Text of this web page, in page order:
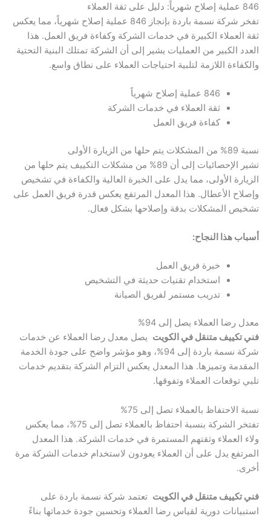
846 عملية إصلاح شهرياً: دليل على ثقة العملاء
تفخر شركة نسمة باردة بإنجاز 846 عملية إصلاح شهرياً، مما يعكس
ثقة العملاء الكبيرة في خدمات الشركة وكفاءة فريق العمل. هذا
العدد الكبير من العمليات يشير إلى أن الشركة تمتلك البنية التحتية
والكفاءة اللازمة لتلبية احتياجات العملاء على نطاق واسع.
846 عملية إصلاح شهرياً
ثقة العملاء في خدمات الشركة
كفاءة فريق العمل
نسبة 89% من المشكلات يتم حلها من الزيارة الأولى
تشير الإحصائيات إلى أن 89% من مشكلات التكييف يتم حلها من
الزيارة الأولى، مما يدل على الخبرة العالية والكفاءة في تشخيص
وإصلاح الأعطال. هذا المعدل المرتفع يعكس قدرة فريق العمل على
تشخيص المشكلات بدقة وإصلاحها بشكل فعال.
أسباب هذا النجاح:
خبرة فريق العمل
استخدام تقنيات حديثة في التشخيص
تدريب مستمر لفريق الصيانة
معدل رضا العملاء يصل إلى 94%
فني تكييف متنقل في الكويت يصل معدل رضا العملاء عن خدمات
شركة نسمة باردة إلى 94%، وهو مؤشر واضح على جودة الخدمة
المقدمة وتميزها. هذا المعدل يعكس التزام الشركة بتقديم خدمات
تلبي توقعات العملاء وتفوقها.
نسبة الاحتفاظ بالعملاء تصل إلى 75%
تفتخر الشركة بنسبة احتفاظ بالعملاء تصل إلى 75%، مما يعكس
ولاء العملاء وثقتهم المستمرة في خدمات الشركة. هذا المعدل
المرتفع يدل على أن العملاء يعودون لاستخدام خدمات الشركة مرة
أخرى.
فني تكييف متنقل في الكويت تعتمد شركة نسمة باردة على
استبيانات دورية لقياس رضا العملاء وتحسين جودة خدماتها بناءً